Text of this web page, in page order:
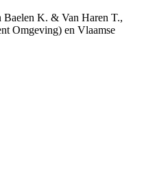
K. & Van Haren T.,
Omgeving) en Vlaamse